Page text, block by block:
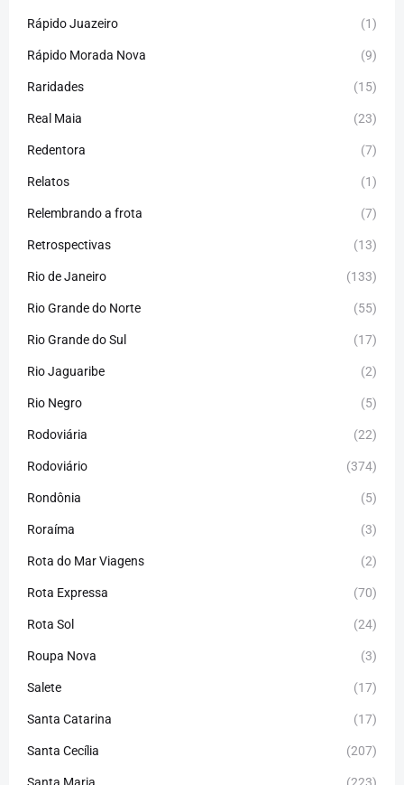
Rápido Juazeiro (1)
Rápido Morada Nova (9)
Raridades (15)
Real Maia (23)
Redentora (7)
Relatos (1)
Relembrando a frota (7)
Retrospectivas (13)
Rio de Janeiro (133)
Rio Grande do Norte (55)
Rio Grande do Sul (17)
Rio Jaguaribe (2)
Rio Negro (5)
Rodoviária (22)
Rodoviário (374)
Rondônia (5)
Roraíma (3)
Rota do Mar Viagens (2)
Rota Expressa (70)
Rota Sol (24)
Roupa Nova (3)
Salete (17)
Santa Catarina (17)
Santa Cecília (207)